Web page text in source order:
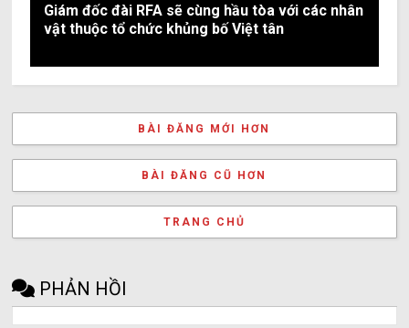
Giám đốc đài RFA sẽ cùng hầu tòa với các nhân
vật thuộc tổ chức khủng bố Việt tân
BÀI ĐĂNG MỚI HƠN
BÀI ĐĂNG CŨ HƠN
TRANG CHỦ
PHẢN HỒI